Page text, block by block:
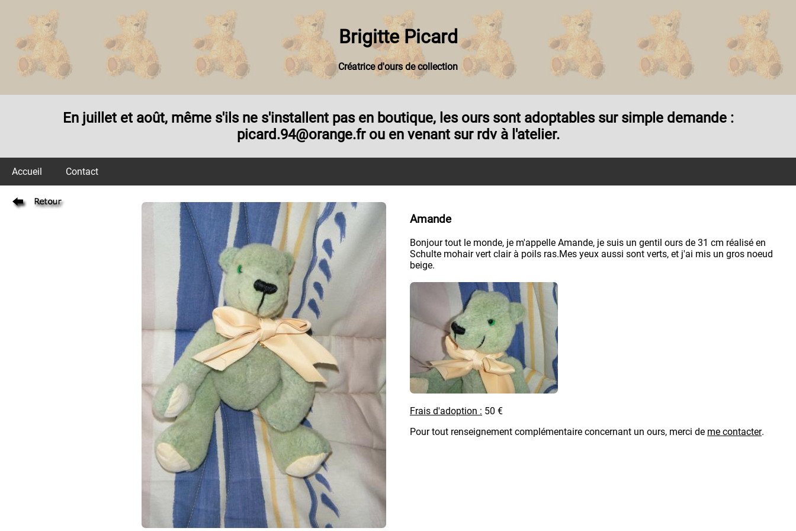
Brigitte Picard
Créatrice d'ours de collection
En juillet et août, même s'ils ne s'installent pas en boutique, les ours sont adoptables sur simple demande :
picard.94@orange.fr ou en venant sur rdv à l'atelier.
Accueil Contact
Amande
Bonjour tout le monde, je m'appelle Amande, je suis un gentil ours de 31 cm réalisé en
Schulte mohair vert clair à poils ras.Mes yeux aussi sont verts, et j'ai mis un gros noeud
beige.
Frais d'adoption : 50 €
Pour tout renseignement complémentaire concernant un ours, merci de me contacter.